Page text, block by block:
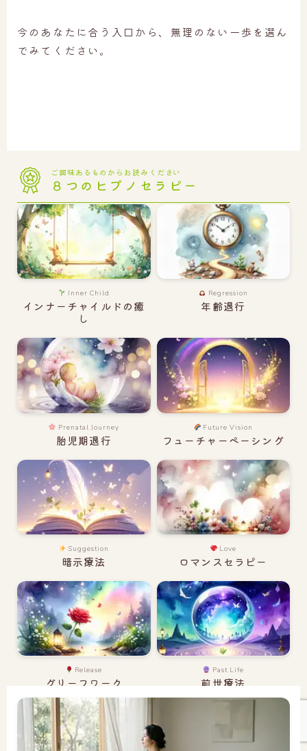
今のあなたに合う入口から、無理のない一歩を選ん
でみてください。
ご興味あるものからお読みください
８つの ヒプノセラピー
Inner Child
インナーチャイルドの癒
し
Regression
年齢退行
Prenatal Journey
胎児期退行
Future Vision
フューチャーペーシング
Suggestion
暗示療法
Love
ロマンスセラピー
Release
グリーフワーク
Past Life
前世療法